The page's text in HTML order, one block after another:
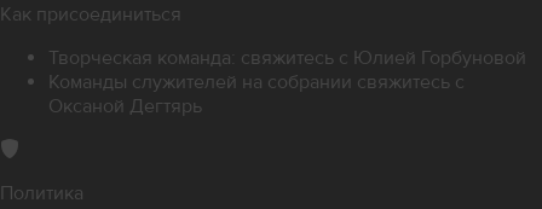
Как присоединиться
Творческая команда: свяжитесь с Юлией Горбуновой
Команды служителей на собрании свяжитесь с
Оксаной Дегтярь
Политика